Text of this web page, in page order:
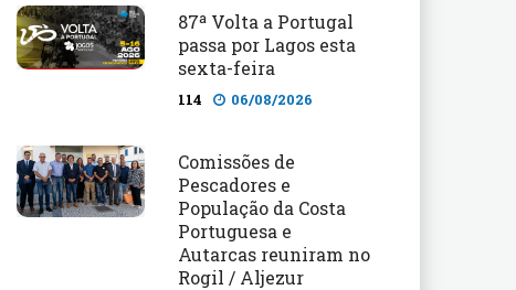
87ª Volta a Portugal
passa por Lagos esta
sexta-feira
114 06/08/2026
Comissões de
Pescadores e
População da Costa
Portuguesa e
Autarcas reuniram no
Rogil / Aljezur